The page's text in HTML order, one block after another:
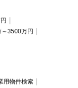
3500万円
用物件検索